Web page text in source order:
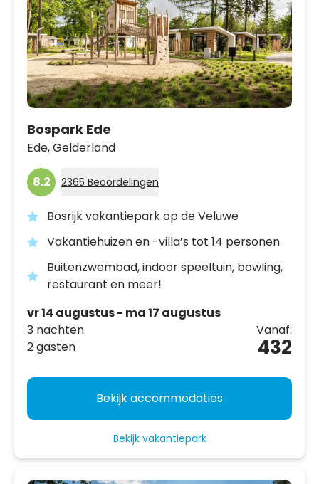
Bospark Ede
Ede,Gelderland
8.2 2365 Beoordelingen
Bosrijk vakantiepark op de Veluwe
Vakantiehuizen en -villa’s tot 14 personen
Buitenzwembad, indoor speeltuin, bowling,
restaurant en meer!
vr 14 augustus - ma 17 augustus
3 nachten
2 gasten
Vanaf:
432
Bekijk accommodaties
Bekijk vakantiepark